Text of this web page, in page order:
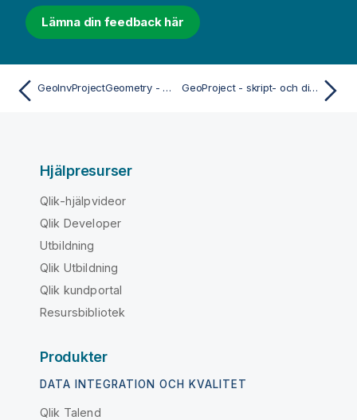
Lämna din feedback här
GeoInvProjectGeometry - skript- och diagramfunktion GeoProject - skript- och diagramfunktion
Hjälpresurser
Qlik-hjälpvideor
Qlik Developer
Utbildning
Qlik Utbildning
Qlik kundportal
Resursbibliotek
Produkter
DATA INTEGRATION OCH KVALITET
Qlik Talend